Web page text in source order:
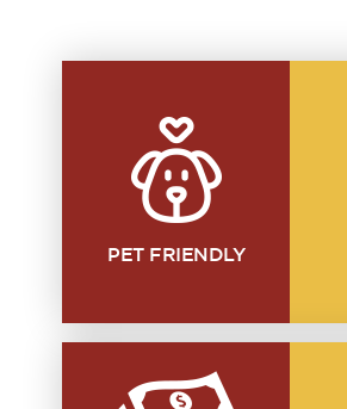
PET FRIENDLY